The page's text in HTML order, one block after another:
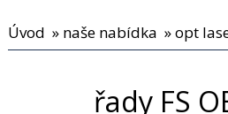
Úvod » naše nabídka »opt
řady FS